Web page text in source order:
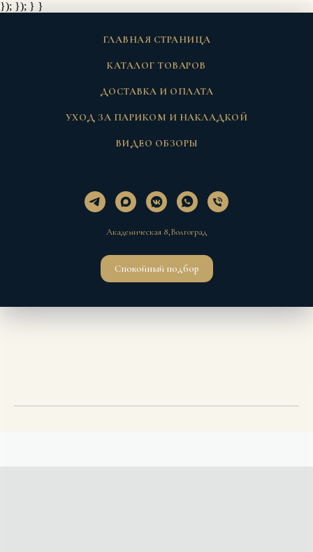
}); }); } }
ГЛАВНАЯ СТРАНИЦА
КАТАЛОГ ТОВАРОВ
ДОСТАВКА И ОПЛАТА
УХОД ЗА ПАРИКОМ И НАКЛАДКОЙ
ВИДЕО ОБЗОРЫ
Академическая 8,Волгоград
Спокойный подбор